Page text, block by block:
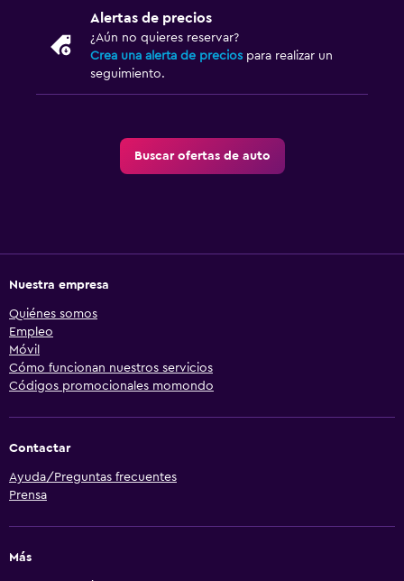
Alertas de precios
¿Aún no quieres reservar?
Crea una alerta de precios para realizar un
seguimiento.
Buscar ofertas de auto
Nuestra empresa
Quiénes somos
Empleo
Móvil
Cómo funcionan nuestros servicios
Códigos promocionales momondo
Contactar
Ayuda/Preguntas frecuentes
Prensa
Más